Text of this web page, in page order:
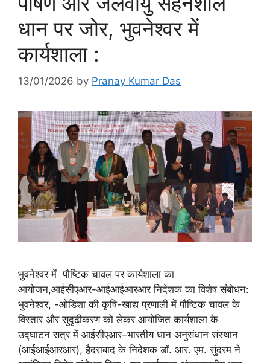
धान पर जोर, भुवनेश्वर में
कार्यशाला :
13/01/2026 by Pranay Kumar Das
भुवनेश्वर में पौष्टिक चावल पर कार्यशाला का
आयोजन,आईसीएआर-आईआईआरआर निदेशक का विशेष संबोधन:
भुवनेश्वर, -ओडिशा की कृषि-खाद्य प्रणाली में पौष्टिक चावल के
विस्तार और सुदृढ़ीकरण को लेकर आयोजित कार्यशाला के
उद्घाटन सत्र में आईसीएआर–भारतीय धान अनुसंधान संस्थान
(आईआईआरआर), हैदराबाद के निदेशक डॉ. आर. एम. सुंदरम ने